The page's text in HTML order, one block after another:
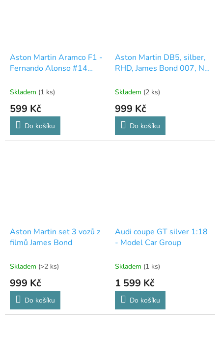
Aston Martin Aramco F1 -
Fernando Alonso #14
Skladem (1 ks)
599 Kč
Do košíku
Aston Martin DB5, silber,
RHD, James Bond 007, No
Skladem (2 ks)
999 Kč
Do košíku
Aston Martin set 3 vozů z
filmů James Bond
Skladem (>2 ks)
999 Kč
Do košíku
Audi coupe GT silver 1:18
- Model Car Group
Skladem (1 ks)
1 599 Kč
Do košíku